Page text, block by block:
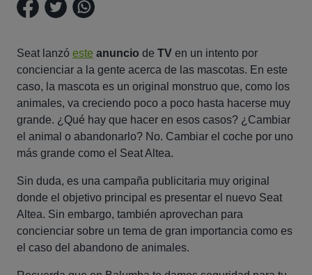
Seat lanzó este anuncio de TV en un intento por
concienciar a la gente acerca de las mascotas. En este
caso, la mascota es un original monstruo que, como los
animales, va creciendo poco a poco hasta hacerse muy
grande. ¿Qué hay que hacer en esos casos? ¿Cambiar
el animal o abandonarlo? No. Cambiar el coche por uno
más grande como el Seat Altea.
Sin duda, es una campaña publicitaria muy original
donde el objetivo principal es presentar el nuevo Seat
Altea. Sin embargo, también aprovechan para
concienciar sobre un tema de gran importancia como es
el caso del abandono de animales.